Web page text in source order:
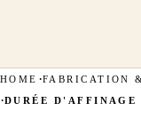
HOME
FABRICATION
DURÉE D'AFFINAGE